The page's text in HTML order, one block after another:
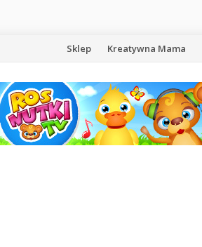
Przejdź
treści
Sklep Kreatywna Mama